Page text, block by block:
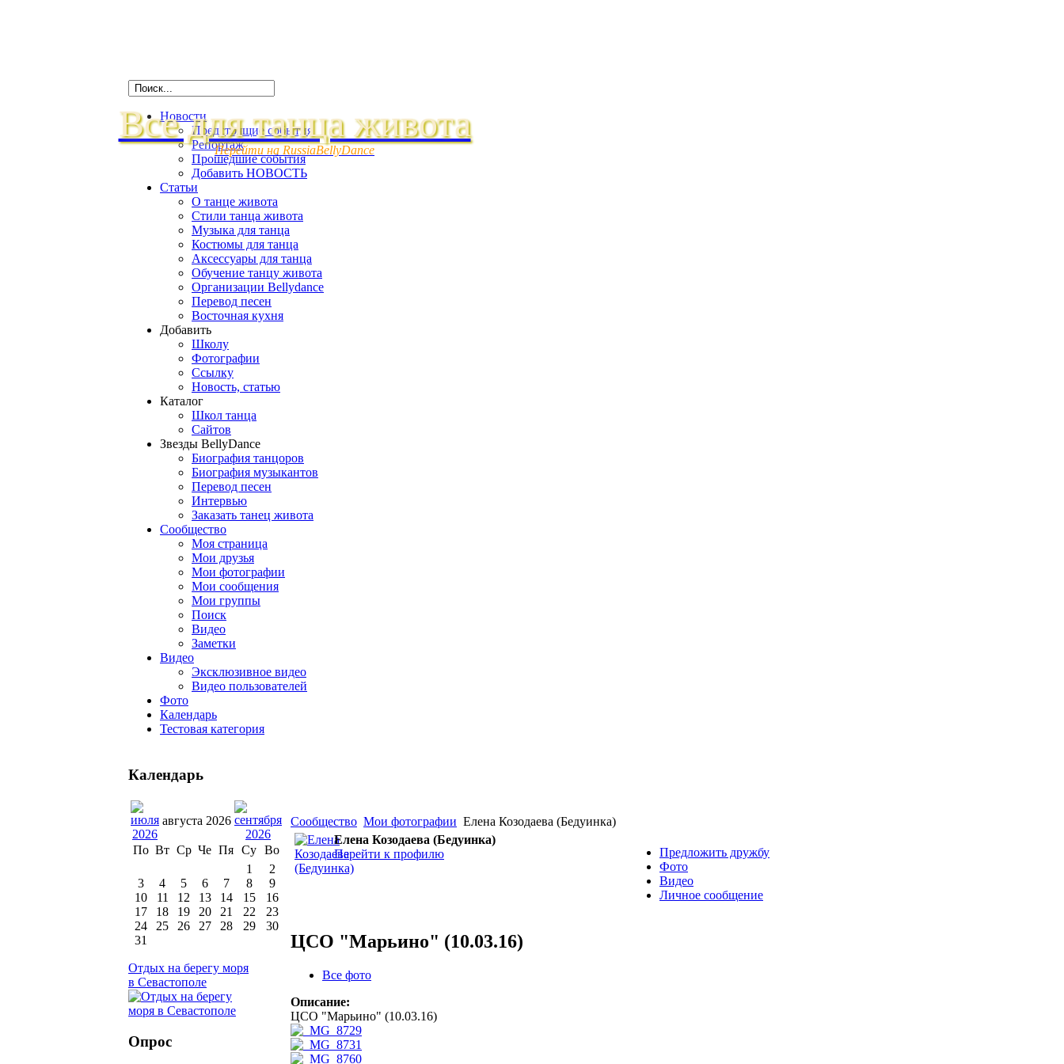
Все для танца живота
Перейти на RussiaBellyDance
Новости
Предстоящие события
Репортаж
Прошедшие события
Добавить НОВОСТЬ
Статьи
О танце живота
Стили танца живота
Музыка для танца
Костюмы для танца
Аксессуары для танца
Обучение танцу живота
Организации Bellydance
Перевод песен
Восточная кухня
Добавить
Школу
Фотографии
Ссылку
Новость, статью
Каталог
Школ танца
Сайтов
Звезды BellyDance
Биография танцоров
Биография музыкантов
Перевод песен
Интервью
Заказать танец живота
Сообщество
Моя страница
Мои друзья
Мои фотографии
Мои сообщения
Мои группы
Поиск
Видео
Заметки
Видео
Эксклюзивное видео
Видео пользователей
Фото
Календарь
Тестовая категория
Сообщество Мои фотографии Елена Козодаева (Бедуинка)
Елена Козодаева (Бедуинка)
Перейти к профилю
Предложить дружбу
Фото
Видео
Личное сообщение
ЦСО "Марьино" (10.03.16)
Все фото
Описание:
ЦСО "Марьино" (10.03.16)
Календарь
августа 2026
По Вт Ср Че Пя Су Во
1
2
3
4 5 6 7 8
9
10
11 12 13 14 15
16
17
18 19 20 21 22
23
24
25 26 27 28 29
30
31
Отдых на берегу моря
в Севастополе
Опрос